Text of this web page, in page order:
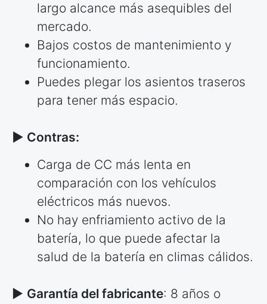
largo alcance más asequibles del
mercado.
Bajos costos de mantenimiento y
funcionamiento.
Puedes plegar los asientos traseros
para tener más espacio.
► Contras:
Carga de CC más lenta en
comparación con los vehículos
eléctricos más nuevos.
No hay enfriamiento activo de la
batería, lo que puede afectar la
salud de la batería en climas cálidos.
► Garantía del fabricante: 8 años o